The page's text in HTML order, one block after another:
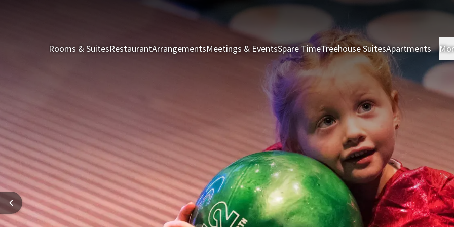
Rooms & SuitesRestaurantArrangementsMeetings & EventsSpare TimeTreehouse SuitesApartments